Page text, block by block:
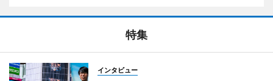
特集
インタビュー